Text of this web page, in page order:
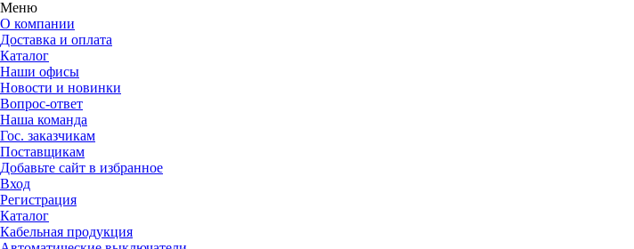
Меню
О компании
Доставка и оплата
Каталог
Наши офисы
Новости и новинки
Вопрос-ответ
Наша команда
Гос. заказчикам
Поставщикам
Добавьте сайт в избранное
Вход
Регистрация
Каталог
Кабельная продукция